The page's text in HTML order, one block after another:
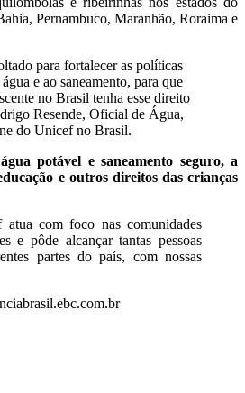
Pernambuco, Maranhão, Roraima e
para fortalecer as políticas
e ao saneamento, para que
no Brasil tenha esse direito
Resende, Oficial de Água,
do Unicef no Brasil.
potável e saneamento seguro, a
e outros direitos das crianças
com foco nas comunidades
e pôde alcançar tantas pessoas
partes do país, com nossas